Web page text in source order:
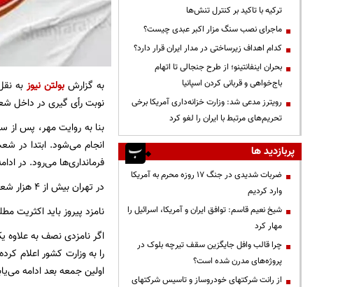
به گزارش بولتن نیوز
نوبت رأی گیری در داخل
انجام می‌شود. ابتدا در
فرمانداری‌ها می‌رود. در
در تهران بیش از ۴ هزار شعبه وجود دارد و این فرایند طول می‌کشد.
نامزد پیروز باید اکثریت
اگر نامزدی نصف به علاوه
اولین جمعه بعد ادامه
ترکیه با تاکید بر کنترل تنش‌ها
ماجرای نصب سنگ مزار اکبر عبدی چیست؟
کدام اهداف زیرساختی در مدار ایران قرار دارد؟
بحران اینفانتینو؛ از طرح جنجالی تا اتهام
باج‌خواهی و قربانی کردن اسپانیا
رویترز مدعی شد: وزارت خزانه‌داری آمریکا برخی
تحریم‌های مرتبط با ایران را لغو کرد
پربازدید ها
ضربات شدیدی در جنگ ۱۷ روزه محرم به آمریکا
وارد کردیم
شیخ نعیم قاسم: توافق ایران و آمریکا، اسرائیل را
مهار کرد
چرا قالب وافل جایگزین سقف تیرچه بلوک در
پروژه‌های مدرن شده است؟
از رانت‌ شرکتهای خودروساز و تاسیس شرکتهای